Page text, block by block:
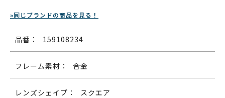
»同じブランドの商品を見る！
品番： 159108234
フレーム素材： 合金
レンズシェイプ： スクエア